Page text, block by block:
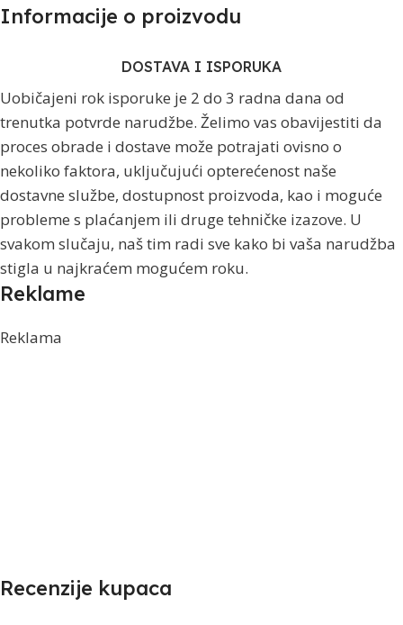
Informacije o proizvodu​
DOSTAVA I ISPORUKA
Uobičajeni rok isporuke je 2 do 3 radna dana od
trenutka potvrde narudžbe. Želimo vas obavijestiti da
proces obrade i dostave može potrajati ovisno o
nekoliko faktora, uključujući opterećenost naše
dostavne službe, dostupnost proizvoda, kao i moguće
probleme s plaćanjem ili druge tehničke izazove. U
svakom slučaju, naš tim radi sve kako bi vaša narudžba
stigla u najkraćem mogućem roku.
Reklame
Reklama
Recenzije kupaca